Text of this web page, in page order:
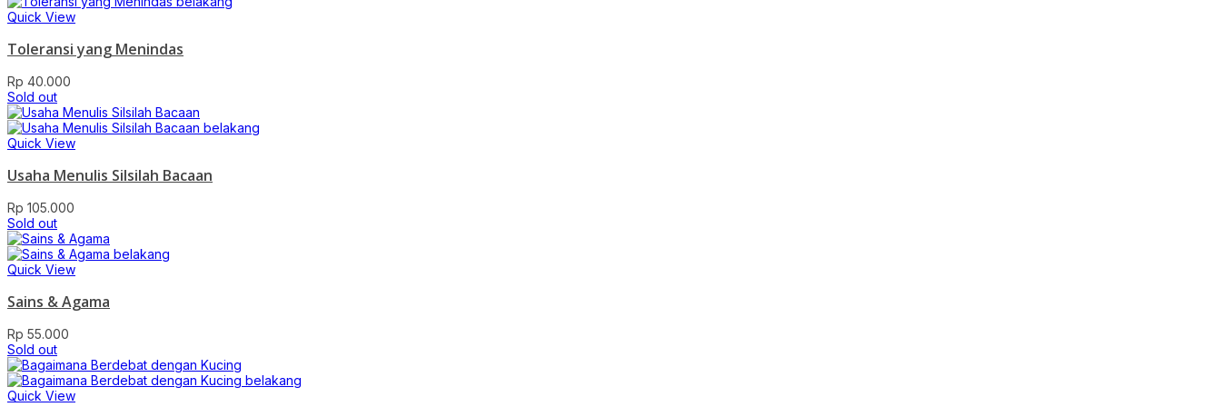
Quick View
Toleransi yang Menindas
Rp 40.000
Sold out
Quick View
Usaha Menulis Silsilah Bacaan
Rp 105.000
Sold out
Quick View
Sains & Agama
Rp 55.000
Sold out
Quick View